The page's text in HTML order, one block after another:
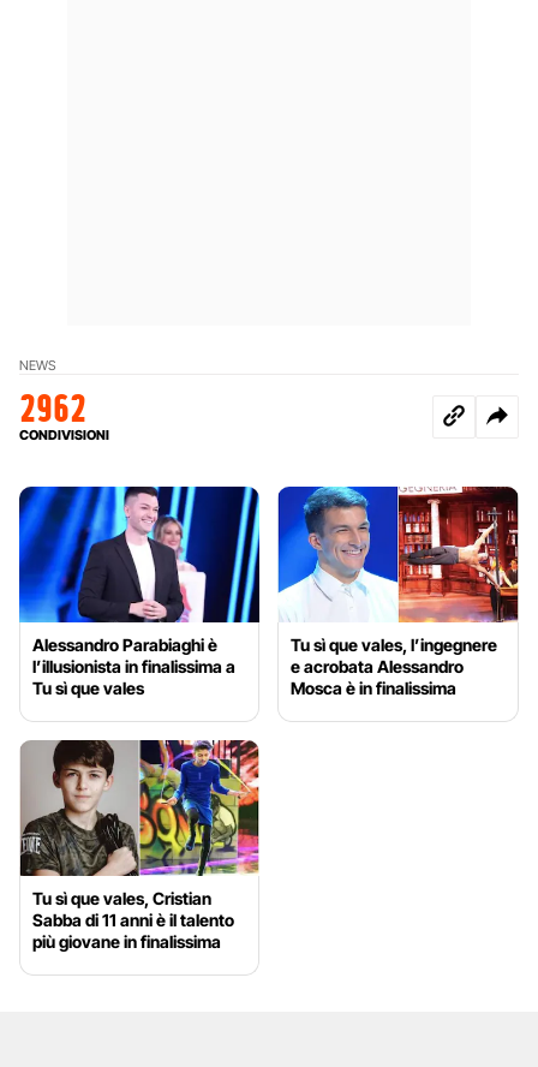
NEWS
2962
CONDIVISIONI
Alessandro Parabiaghi è
l’illusionista in finalissima a
Tu sì que vales
Tu sì que vales, l’ingegnere
e acrobata Alessandro
Mosca è in finalissima
Tu sì que vales, Cristian
Sabba di 11 anni è il talento
più giovane in finalissima